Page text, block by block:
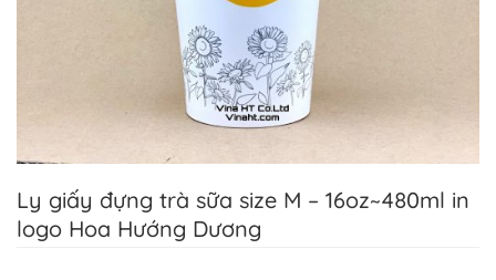
Ly giấy đựng trà sữa size M – 16oz~480ml in
logo Hoa Hướng Dương